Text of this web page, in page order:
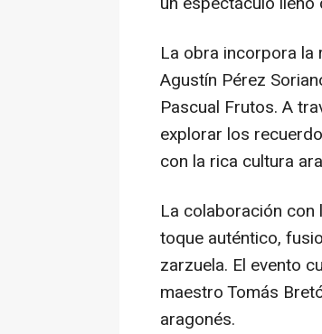
La obra incorpora la
Agustín Pérez
Pascual Frutos. A
explorar los
con la rica cultura
La colaboración con
toque auténtico,
zarzuela. El evento
maestro Tomás
aragonés.